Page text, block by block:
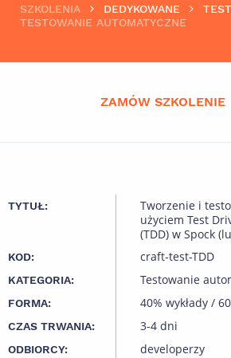
SZKOLENIA DEDYKOWANE
TESTOWANIE AUTOMATYCZNE
ZAMÓW SZKOLENIE
TYTUŁ:
Tworzenie i
użyciem Test
(TDD) w Spock
KOD: craft-test-TDD
KATEGORIA: Testowanie
FORMA: 40% wykłady /
CZAS TRWANIA: 3-4 dni
ODBIORCY: developerzy